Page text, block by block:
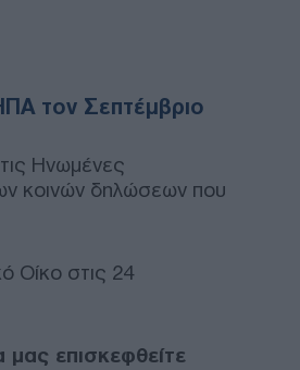
τον Σεπτέμβριο
Ηνωμένες
κοινών δηλώσεων που
Οίκο στις 24
μας επισκεφθείτε